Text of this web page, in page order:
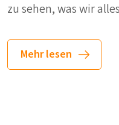
zu sehen, was wir
Mehr lesen